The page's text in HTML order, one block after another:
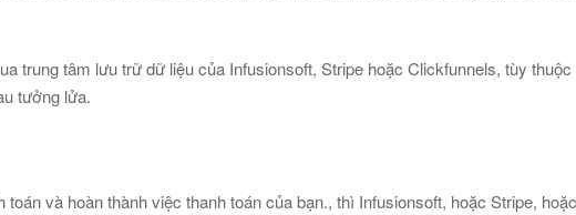
trung tâm lưu trữ dữ liệu của Infusionsoft, Stripe hoặc Clickfunnels, tùy
tưởng lửa.
và hoàn thành việc thanh toán của bạn., thì Infusionsoft, hoặc Stripe,